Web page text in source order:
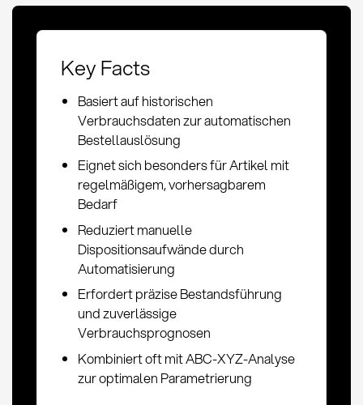
Key Facts
Basiert auf historischen
Verbrauchsdaten zur automatischen
Bestellauslösung
Eignet sich besonders für Artikel mit
regelmäßigem, vorhersagbarem
Bedarf
Reduziert manuelle
Dispositionsaufwände durch
Automatisierung
Erfordert präzise Bestandsführung
und zuverlässige
Verbrauchsprognosen
Kombiniert oft mit ABC-XYZ-Analyse
zur optimalen Parametrierung